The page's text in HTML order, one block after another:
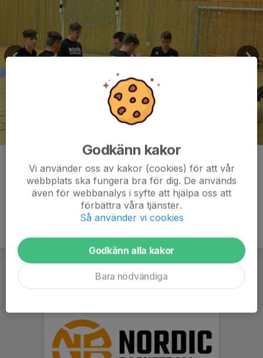
Kommentarer
Godkänn kakor
Vi använder oss av kakor (cookies) för att vår
webbplats ska fungera bra för dig. De används
även för webbanalys i syfte att hjälpa oss att
förbättra våra tjänster.
Så använder vi cookies
Godkänn alla kakor
Bara nödvändiga